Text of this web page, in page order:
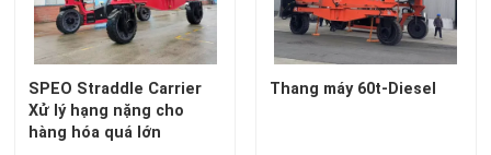
SPEO Straddle Carrier
Xử lý hạng nặng cho
hàng hóa quá lớn
Thang máy 60t-Diesel